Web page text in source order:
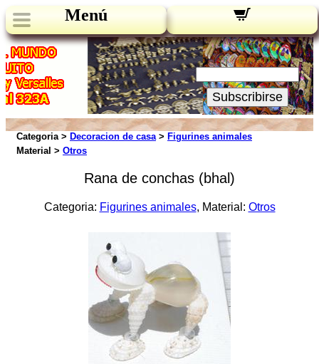
Menú
Novedades:
Su Email:
Subscribirse
Categoria > Decoracion de casa> Figurines animales
Material > Otros
Rana de conchas (bhal)
Categoria: Figurines animales, Material: Otros